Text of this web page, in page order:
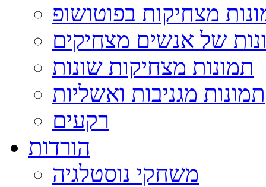
מצחיקות בפוטושופ
של אנשים מצחיקים
תמונות מצחיקות שונות
תמונות מגניבות ואשליות
רקעים
הורדות
משחקי נוסטלגיה